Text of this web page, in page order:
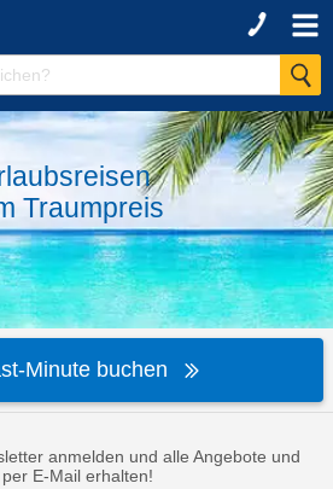
Traumpreis
Minute buchen
anmelden und alle Angebote und
E-Mail erhalten!